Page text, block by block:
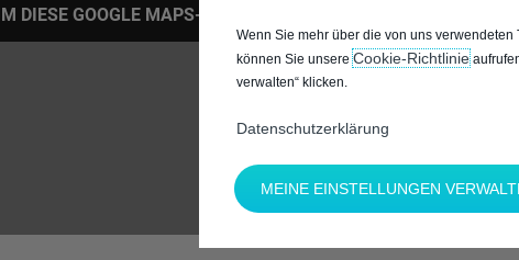
DIESE GOOGLE MAPS-KARTE ANZUZEIGEN, AKZEPTIEREN
Wenn Sie mehr über die von uns
können Sie unsereCookie‑Richtlinie
verwalten“ klicken.
Datenschutzerklärung
MEINE EINSTELLUNGEN